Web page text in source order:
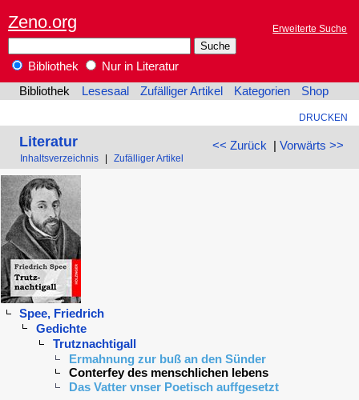
Zeno.org Erweiterte Suche
Bibliothek
Nur in Literatur
Bibliothek
Lesesaal Zufälliger Artikel Kategorien Shop
DRUCKEN
<< Zurück | Vorwärts >>
Literatur
Inhaltsverzeichnis Zufälliger Artikel
Spee, Friedrich
Gedichte
Trutznachtigall
Ermahnung zur buß an den Sünder
Conterfey des menschlichen lebens
Das Vatter vnser Poetisch auffgesetzt